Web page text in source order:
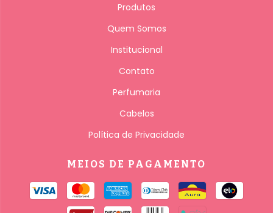
Produtos
Quem Somos
Institucional
Contato
Perfumaria
Cabelos
Política de Privacidade
MEIOS DE PAGAMENTO